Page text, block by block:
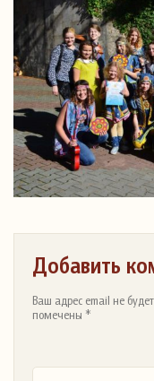
Добавить
Ваш адрес email не
помечены *